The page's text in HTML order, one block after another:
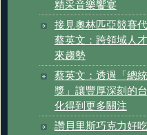
精采音樂饗宴
接見奧林匹亞競賽
蔡英文：跨領域人
來趨勢
蔡英文：透過「總
獎」讓豐厚深刻的
化得到更多關注
讚貝里斯巧克力好